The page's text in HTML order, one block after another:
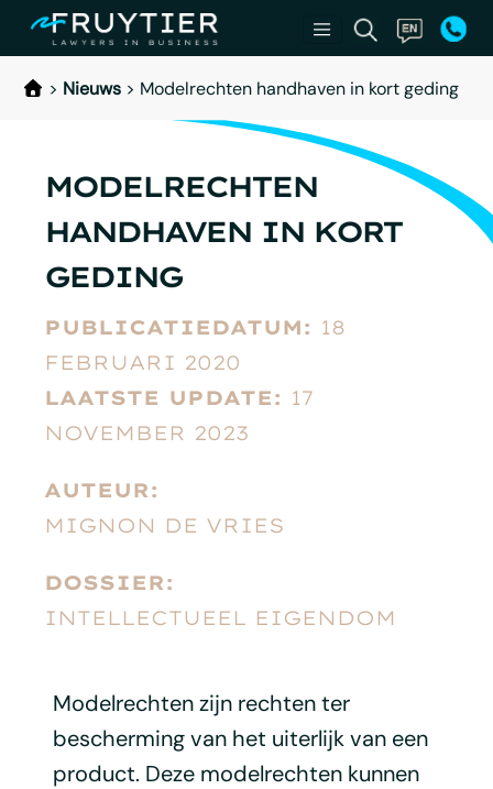
> Nieuws > Modelrechten handhaven in kort geding
MODELRECHTEN
HANDHAVEN IN KORT
GEDING
PUBLICATIEDATUM: 18
FEBRUARI 2020
LAATSTE UPDATE: 17
NOVEMBER 2023
AUTEUR:
MIGNON DE VRIES
DOSSIER:
INTELLECTUEEL EIGENDOM
Modelrechten zijn rechten ter
bescherming van het uiterlijk van een
product. Deze modelrechten kunnen